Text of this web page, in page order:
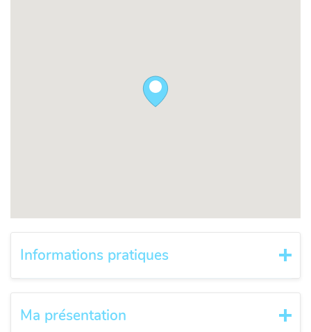
Informations pratiques
Ma présentation